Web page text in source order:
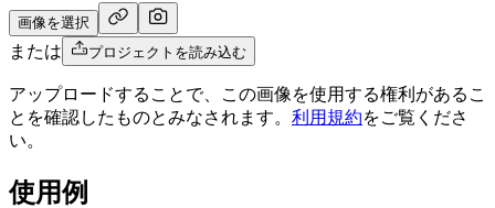
画像を選択
または プロジェクトを読み込む
アップロードすることで、この画像を使用する権利があるこ
とを確認したものとみなされます。 利用規約をご覧くださ
い。
使用例